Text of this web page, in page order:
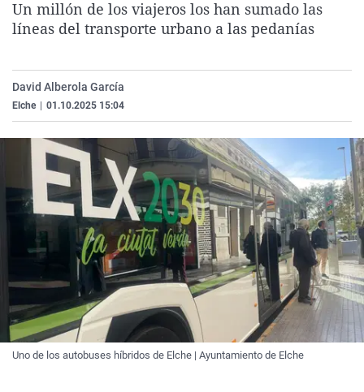
La rosa de los vientos
Gente viajera
Como el perro y el
Caso
Retornados
Equipo de
Extremadura
Galicia
La Rioja
País Vasco
Virales
Televisión
Elecciones
Un millón de los viajeros los han sumado las
líneas del transporte urbano a las pedanías
David Alberola García
Elche 01.10.2025 15:04
Uno de los autobuses híbridos de Elche | Ayuntamiento de Elche